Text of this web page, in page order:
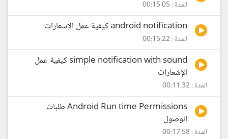
المدة : 00:15:05
android notification كيفية عمل الإشعارات
المدة : 00:15:22
simple notification with sound كيفية عمل
الإشعارات
المدة : 00:11:32
Android Run time Permissions طلبات
الوصول
المدة : 00:17:58